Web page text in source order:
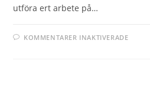
utföra ert arbete på…
KOMMENTARER INAKTIVERADEFÖR